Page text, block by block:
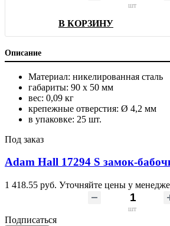
шт
В КОРЗИНУ
Описание
Материал: никелированная сталь
габариты: 90 x 50 мм
вес: 0,09 кг
крепежные отверстия: Ø 4,2 мм
в упаковке: 25 шт.
Под заказ
Adam Hall 17294 S замок-
1 418.55 руб. Уточняйте цены у
шт
Подписаться